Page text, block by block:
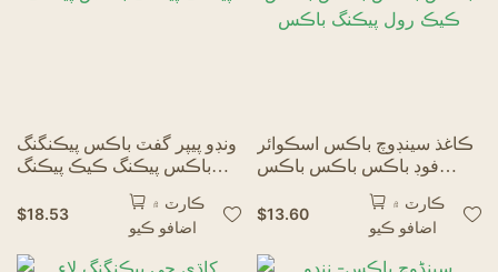
ونڊو پيپر گفٽ باڪس پيڪنگنگ
باڪس پيڪنگ ڪيڪ پيڪنگ
باڪس پيڪنگ باڪس پيڪنگ
پيڪنگ باڪس پيڪنگ
$18.53
ڪارٽ ۾
اضافو ڪيو
ڪاغذ سينڊوچ باڪس اسڪوائر
فوڊ باڪس باڪس باڪس
باڪس باڪس باڪس باڪس
باڪس باڪس باڪس ڪيڪ
رول پيڪنگ باڪس
$13.60
ڪارٽ ۾
اضافو ڪيو